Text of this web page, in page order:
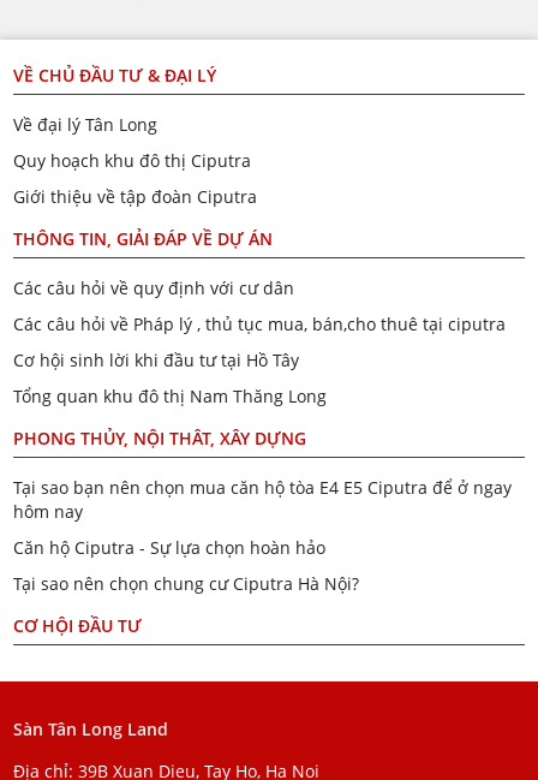
VỀ CHỦ ĐẦU TƯ & ĐẠI LÝ
Về đại lý Tân Long
Quy hoạch khu đô thị Ciputra
Giới thiệu về tập đoàn Ciputra
THÔNG TIN, GIẢI ĐÁP VỀ DỰ ÁN
Các câu hỏi về quy định với cư dân
Các câu hỏi về Pháp lý , thủ tục mua, bán,cho thuê tại ciputra
Cơ hội sinh lời khi đầu tư tại Hồ Tây
Tổng quan khu đô thị Nam Thăng Long
PHONG THỦY, NỘI THÂT, XÂY DỰNG
Tại sao bạn nên chọn mua căn hộ tòa E4 E5 Ciputra để ở ngay
hôm nay
Căn hộ Ciputra - Sự lựa chọn hoàn hảo
Tại sao nên chọn chung cư Ciputra Hà Nội?
CƠ HỘI ĐẦU TƯ
Sàn Tân Long Land
Địa chỉ: 39B Xuan Dieu, Tay Ho, Ha Noi